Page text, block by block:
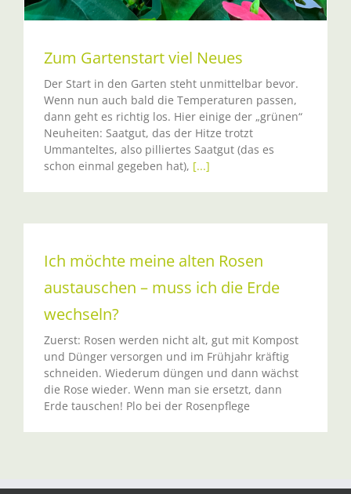
Zum Gartenstart viel Neues
Der Start in den Garten steht unmittelbar bevor.
Wenn nun auch bald die Temperaturen passen,
dann geht es richtig los. Hier einige der „grünen“
Neuheiten: Saatgut, das der Hitze trotzt
Ummanteltes, also pilliertes Saatgut (das es
schon einmal gegeben hat), [...]
Ich möchte meine alten Rosen
austauschen – muss ich die Erde
wechseln?
Zuerst: Rosen werden nicht alt, gut mit Kompost
und Dünger versorgen und im Frühjahr kräftig
schneiden. Wiederum düngen und dann wächst
die Rose wieder. Wenn man sie ersetzt, dann
Erde tauschen! Plo bei der Rosenpflege